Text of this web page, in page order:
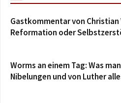
Gastkommentar von Christian
Reformation oder
Worms an einem Tag: Was
Nibelungen und von Luther